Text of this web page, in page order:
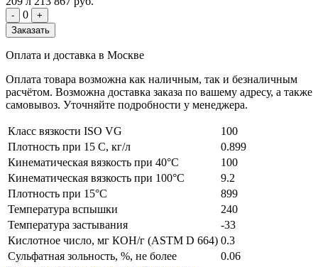
- 0
+
Заказать
Оплата и доставка в Москве
Оплата товара возможна как наличным, так и безналичным
расчётом. Возможна доставка заказа по вашему адресу, а также
самовывоз. Уточняйте подробности у менеджера.
Класс вязкости ISO VG
100
Плотность при 15 С, кг/л
0.899
Кинематическая вязкость при 40°C
100
Кинематическая вязкость при 100°C
9.2
Плотность при 15°C
899
Температура вспышки
240
Температура застывания
-33
Кислотное число, мг КОН/г (ASTM D 664) 0.3
Сульфатная зольность, %, не более
0.06